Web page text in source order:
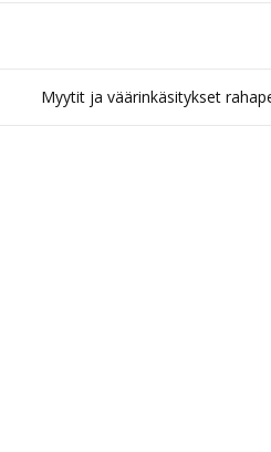
Myytit ja väärinkäsitykset